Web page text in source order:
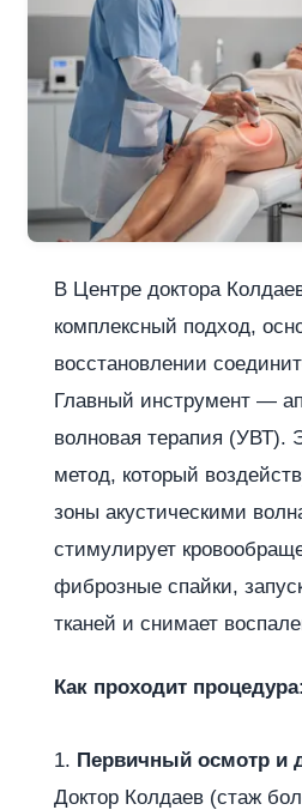
В Центре доктора
комплексный подход,
восстановлении
Главный инструмент —
волновая терапия (УВТ).
метод, который
зоны акустическими
стимулирует
фиброзные спайки,
тканей и снимает
Как проходит процедура:
Первичный осмотр и
Доктор Колдаев (стаж